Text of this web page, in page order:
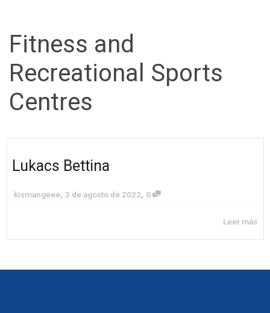
Fitness and
Recreational Sports
Centres
Lukacs Bettina
kismangeee, 3 de agosto de 2022, 0
Leer más